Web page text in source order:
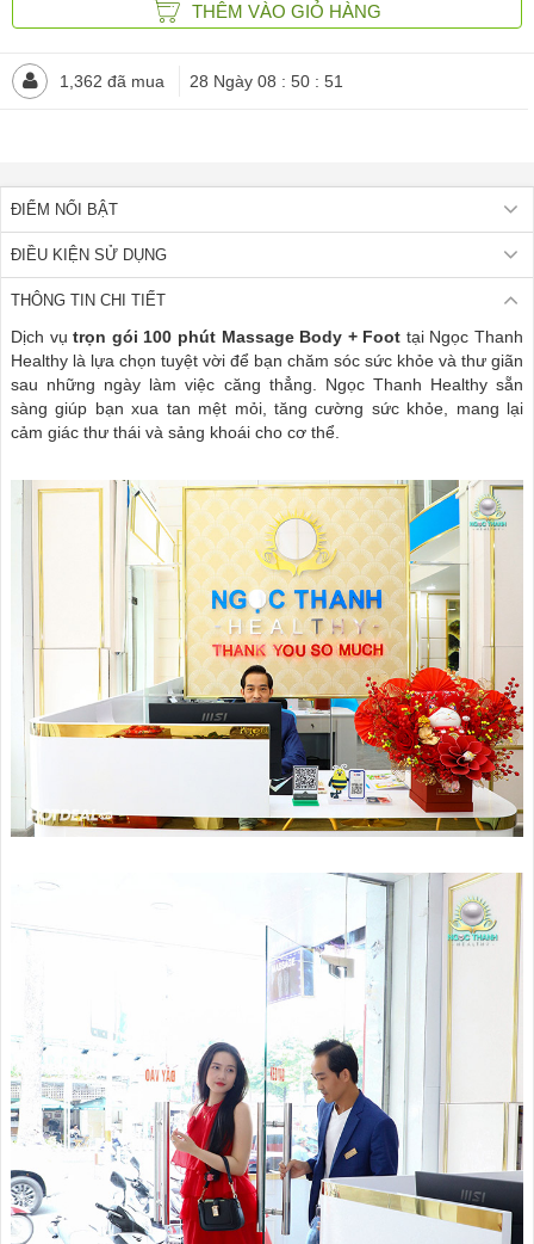
THÊM VÀO GIỎ HÀNG
1,362 đã mua 28 Ngày 08 : 50 : 47
ĐIỂM NỔI BẬT
ĐIỀU KIỆN SỬ DỤNG
THÔNG TIN CHI TIẾT
Dịch vụtrọn gói 100 phút Massage Body + Foot tại Ngọc Thanh
Healthy là lựa chọn tuyệt vời để bạn chăm sóc sức khỏe và thư giãn
sau những ngày làm việc căng thẳng. Ngọc Thanh Healthy sẵn
sàng giúp bạn xua tan mệt mỏi, tăng cường sức khỏe, mang lại
cảm giác thư thái và sảng khoái cho cơ thể.